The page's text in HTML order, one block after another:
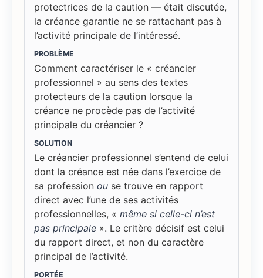
protectrices de la caution — était discutée,
la créance garantie ne se rattachant pas à
l’activité principale de l’intéressé.
PROBLÈME
Comment caractériser le « créancier
professionnel » au sens des textes
protecteurs de la caution lorsque la
créance ne procède pas de l’activité
principale du créancier ?
SOLUTION
Le créancier professionnel s’entend de celui
dont la créance est née dans l’exercice de
sa profession ou se trouve en rapport
direct avec l’une de ses activités
professionnelles, « même si celle-ci n’est
pas principale ». Le critère décisif est celui
du rapport direct, et non du caractère
principal de l’activité.
PORTÉE